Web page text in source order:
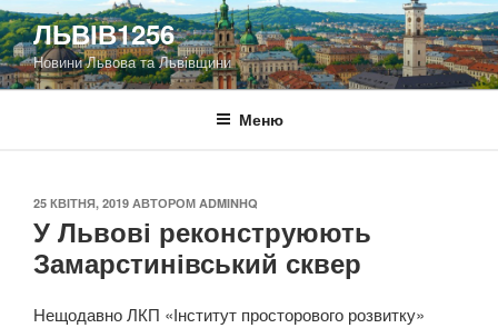
Перейти
до
вмісту
ЛЬВІВ1256
Новини Львова та Львівщини
Меню
ОПУБЛІКОВАНО
25 КВІТНЯ, 2019 АВТОРОМ ADMINHQ
У Львові реконструюють
Замарстинівський сквер
Нещодавно ЛКП «Інститут просторового розвитку»